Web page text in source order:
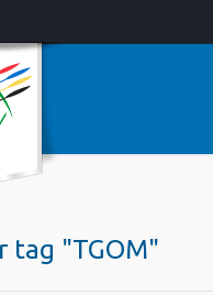
tag "TGOM"